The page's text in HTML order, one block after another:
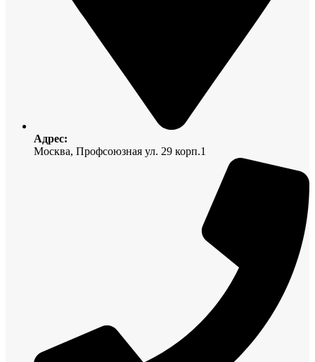
Адрес:
Москва, Профсоюзная ул. 29 корп.1